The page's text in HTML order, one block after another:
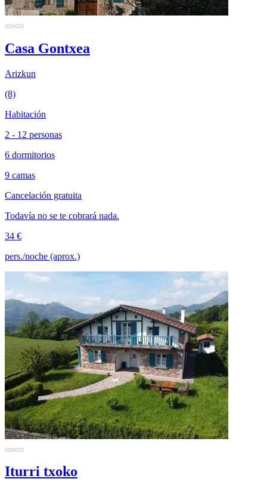
Casa Gontxea
Arizkun
(8)
Habitación
2 - 12 personas
6 dormitorios
9 camas
Cancelación gratuita
Todavía no se te cobrará nada.
34 €
pers./noche (aprox.)
Iturri txoko